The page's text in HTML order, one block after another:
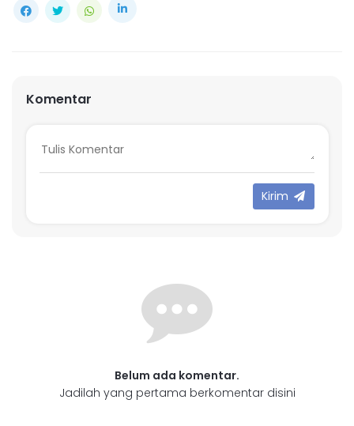
Komentar
Kirim
Belum ada komentar.
Jadilah yang pertama berkomentar disini